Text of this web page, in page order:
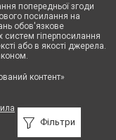
Фільтри
попередньої згоди
посилання на
обов'язкове
систем гіперпосилання
або в якості джерела.
контент»